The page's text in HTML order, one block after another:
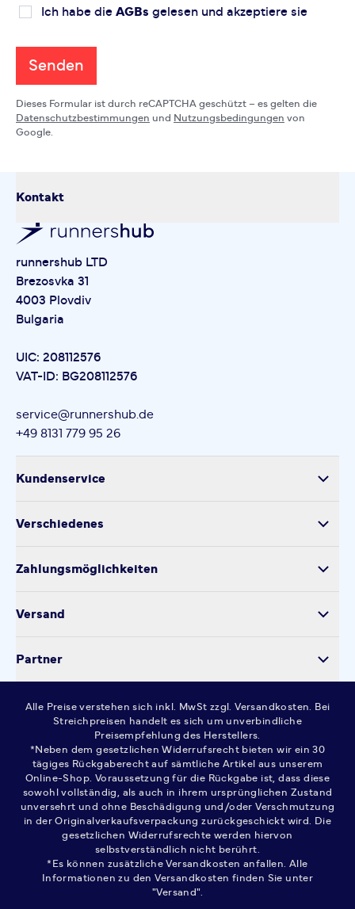
Ich habe die AGBs gelesen und akzeptiere sie
Senden
Dieses Formular ist durch reCAPTCHA geschützt – es gelten die
Datenschutzbestimmungen und Nutzungsbedingungen von
Google.
Kontakt
runnershub LTD
Brezosvka 31
4003 Plovdiv
Bulgaria
UIC: 208112576
VAT-ID: BG208112576
service@runnershub.de
+49 8131 779 95 26
Kundenservice
Produktsicherheit
Kontakt
Verschiedenes
Datenschutz
Widerrufsrecht
AGB
FAQ
Zahlungsmöglichkeiten
Versand
Partner
Alle Preise verstehen sich inkl. MwSt zzgl. Versandkosten. Bei
Streichpreisen handelt es sich um unverbindliche
Preisempfehlung des Herstellers.
*Neben dem gesetzlichen Widerrufsrecht bieten wir ein 30
tägiges Rückgaberecht auf sämtliche Artikel aus unserem
Online-Shop. Voraussetzung für die Rückgabe ist, dass diese
sowohl vollständig, als auch in ihrem ursprünglichen Zustand
unversehrt und ohne Beschädigung und/oder Verschmutzung
in der Originalverkaufsverpackung zurückgeschickt wird. Die
gesetzlichen Widerrufsrechte werden hiervon
selbstverständlich nicht berührt.
*Es können zusätzliche Versandkosten anfallen. Alle
Informationen zu den Versandkosten finden Sie unter
"Versand".